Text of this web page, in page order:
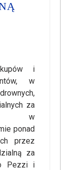
i
w
za
w
ponad
przez
za
Pezzi i